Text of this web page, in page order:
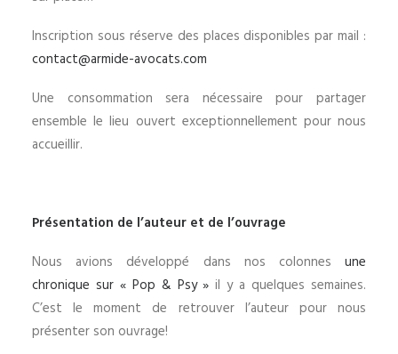
Inscription sous réserve des places disponibles par mail :
contact@armide-avocats.com
Une consommation sera nécessaire pour partager
ensemble le lieu ouvert exceptionnellement pour nous
accueillir.
Présentation de l’auteur et de l’ouvrage
Nous avions développé dans nos colonnes une
chronique sur « Pop & Psy » il y a quelques semaines.
C’est le moment de retrouver l’auteur pour nous
présenter son ouvrage!